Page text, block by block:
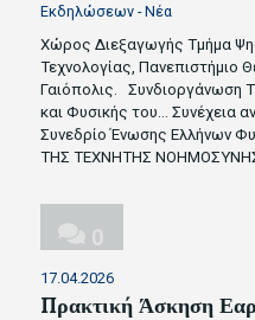
Εκδηλώσεων - Νέα
Χώρος Διεξαγωγής Τμήμα
Τεχνολογίας, Πανεπιστήμιο
Γαιόπολις. Συνδιοργάνωση
και Φυσικής του… Συνέχεια
Συνεδρίο Ένωσης Ελλήνων
ΤΗΣ ΤΕΧΝΗΤΗΣ
0
17.04.2026
Πρακτική Άσκηση